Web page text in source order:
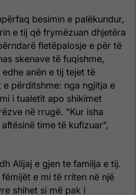
besimin e palëkundur,
e tij që frymëzuan dhjetëra
fletëpalosje e për të
skenave të fuqishme,
anën e tij tejet të
e përditshme: nga ngjitja e
i tualetit apo shikimet
në rrugë. “Kur isha
time të kufizuar”,
Alijaj e gjen te familja e tij.
e mi të rriten në një
shihet si më pak i